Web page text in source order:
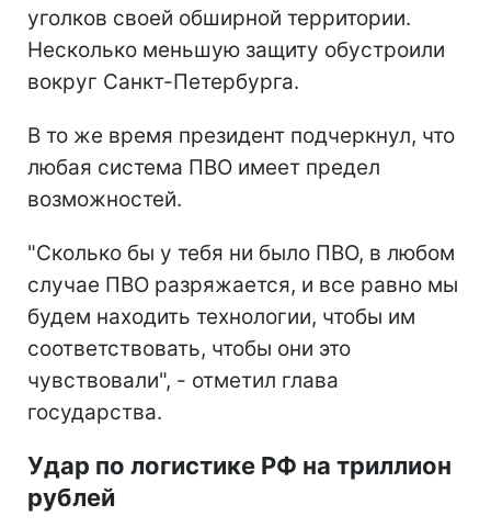
уголков своей обширной территории.
Несколько меньшую защиту обустроили
вокруг Санкт-Петербурга.
В то же время президент подчеркнул, что
любая система ПВО имеет предел
возможностей.
"Сколько бы у тебя ни было ПВО, в любом
случае ПВО разряжается, и все равно мы
будем находить технологии, чтобы им
соответствовать, чтобы они это
чувствовали", - отметил глава
государства.
Удар по логистике РФ на триллион
рублей